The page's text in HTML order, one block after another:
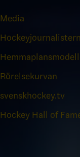
Media
Rörelsekurvan
svenskhockey.tv
Hockey Hall of